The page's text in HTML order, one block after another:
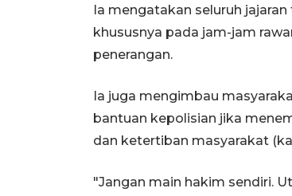
Ia mengatakan seluruh
khususnya pada jam-jam
penerangan.
Ia juga mengimbau
bantuan kepolisian jika
dan ketertiban masyarakat
"Jangan main hakim sendiri.